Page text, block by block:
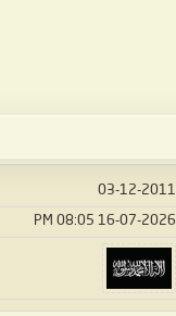
03-12-2011
16-07-2026
08:05 PM